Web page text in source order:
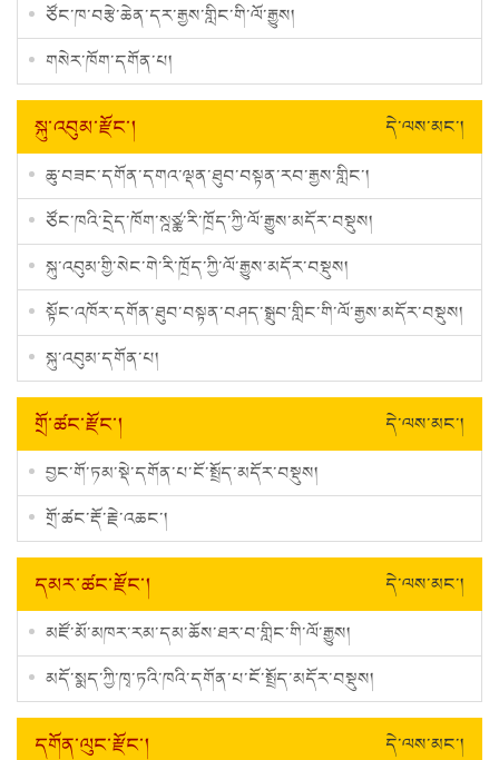
ཙོང་ཁ་བརྩེ་ཆེན་དར་རྒྱས་གླིང་གི་ལོ་རྒྱུས།
གསེར་ཁོག་དགོན་པ།
སྐུ་འབུམ་རྫོང་།
དེ་ལས་མང་།
ཆུ་བཟང་དགོན་དགའ་ལྡན་ཐུབ་བསྟན་རབ་རྒྱས་གླིང་།
ཙོང་ཁའི་དྲེད་ཁོག་སྰཙྪ་རི་ཁྲོད་ཀྱི་ལོ་རྒྱུས་མདོར་བསྡུས།
སྐུ་འབུམ་གྱི་སེང་གེ་རི་ཁྲོད་ཀྱི་ལོ་རྒྱུས་མདོར་བསྡུས།
སྟོང་འཁོར་དགོན་ཐུབ་བསྟན་བཤད་སྒྲུབ་གླིང་གི་ལོ་རྒྱས་མདོར་བསྡུས།
སྐུ་འབུམ་དགོན་པ།
གྲོ་ཚང་རྫོང་།
དེ་ལས་མང་།
བྱང་གོ་ཏམ་སྡེ་དགོན་པ་ངོ་སྤྲོད་མདོར་བསྡུས།
གྲོ་ཚང་རྡོ་རྗེ་འཆང་།
དམར་ཚང་རྫོང་།
དེ་ལས་མང་།
མཛོ་མོ་མཁར་རམ་དམ་ཆོས་ཐར་བ་གླིང་གི་ལོ་རྒྱུས།
མདོ་སྨད་ཀྱི་ཁྭ་ཏའི་ཁའི་དགོན་པ་ངོ་སྤྲོད་མདོར་བསྡུས།
དགོན་ལུང་རྫོང་།
དེ་ལས་མང་།